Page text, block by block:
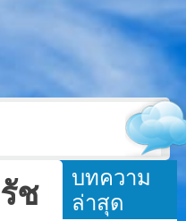
ช
บทความ
ล่าสุด